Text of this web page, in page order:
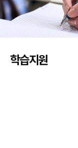
학습지원